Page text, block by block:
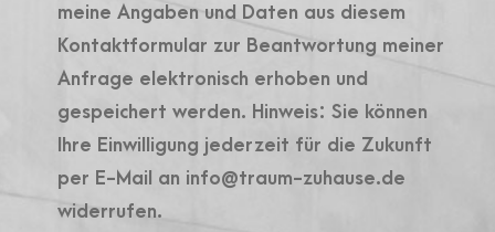
meine Angaben und Daten aus diesem
Kontaktformular zur Beantwortung meiner
Anfrage elektronisch erhoben und
gespeichert werden. Hinweis: Sie können
Ihre Einwilligung jederzeit für die Zukunft
per E-Mail an info@traum-zuhause.de
widerrufen.